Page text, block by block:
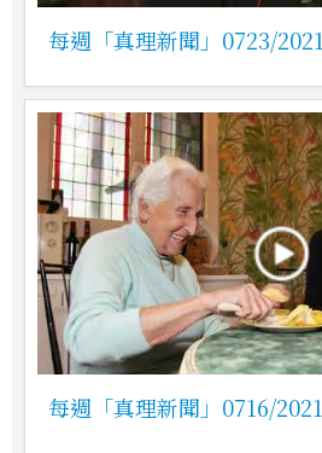
每週「真理新聞」0723/2021
每週「真理新聞」0716/2021